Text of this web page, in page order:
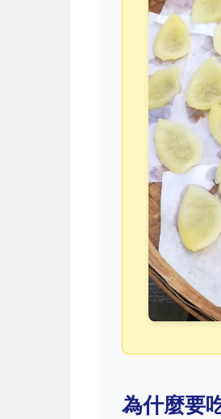
為什麼要